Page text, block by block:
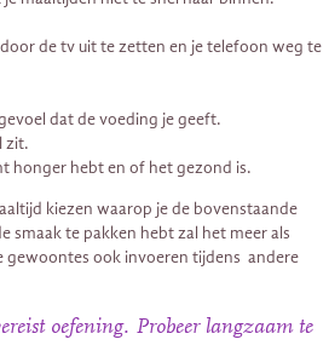
de tv uit te zetten en je telefoon weg te
dat de voeding je geeft.
zit.
honger hebt en of het gezond is.
kiezen waarop je de bovenstaande
smaak te pakken hebt zal het meer als
gewoontes ook invoeren tijdens andere
oefening. Probeer langzaam te